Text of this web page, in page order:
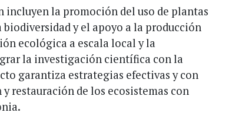
incluyen la promoción del uso de plantas
y el apoyo a la producción
ecológica a escala local y la
la investigación científica con la
garantiza estrategias efectivas y con
restauración de los ecosistemas con